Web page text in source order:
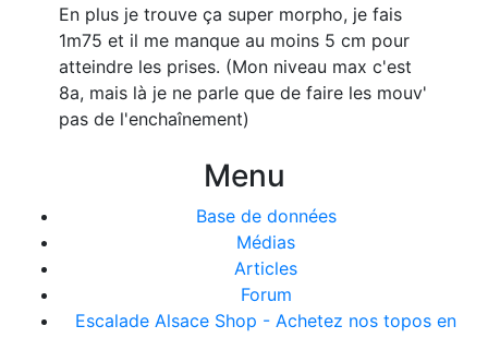
En plus je trouve ça super morpho, je fais
1m75 et il me manque au moins 5 cm pour
atteindre les prises. (Mon niveau max c'est
8a, mais là je ne parle que de faire les mouv'
pas de l'enchaînement)
Menu
Base de données
Médias
Articles
Forum
Escalade Alsace Shop - Achetez nos topos en